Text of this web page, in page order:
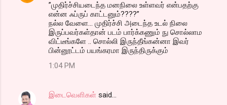
”முதிர்ச்சியடைந்த மனநிலை உள்ளவர் என்ப‌த‌ற்கு
என்ன‌ ஃப்ருப் காட்ட‌னும்????”
நல்ல வேளை... முதிர்ச்சி அடைந்த உடல் நிலை
இருப்பவர்கள்தான் படம் பார்க்கணும் நு சொல்லாம
விட்டீங்களே .. சொல்லி இருந்தீங்கன்னா இவர்
பின்னூட்டம் பயங்கரமா இருந்திருக்கும்
1:04 PM
இடைவெளிகள் said…